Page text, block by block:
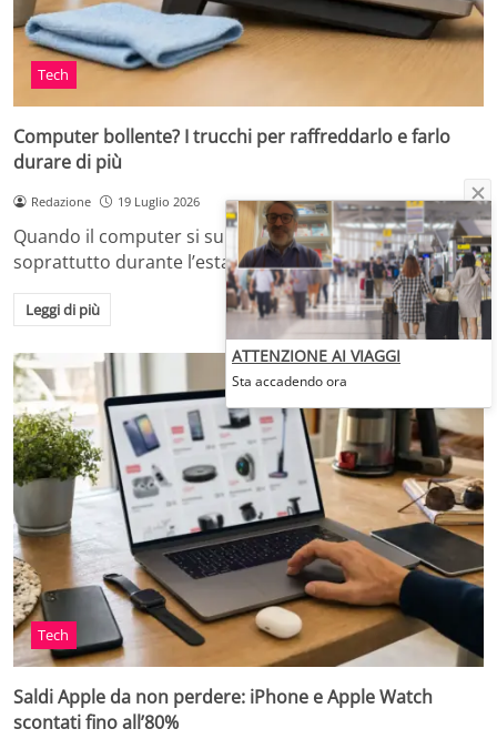
Tech
Computer bollente? I trucchi per raffreddarlo e farlo
durare di più
Redazione 19 Luglio 2026
Quando il computer si surriscalda, in casa o in ufficio,
soprattutto durante l’estate o dopo…
Leggi di più
Tech
Saldi Apple da non perdere: iPhone e Apple Watch
scontati fino all’80%
ATTENZIONE AI VIAGGI
Sta accadendo ora